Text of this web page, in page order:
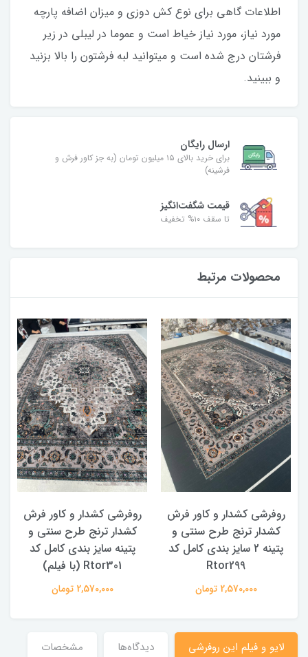
اطلاعات گاهی برای نوع کش دوزی و میزان اضافه پارچه
مورد نیاز، مورد نیاز خیاط است و عموما در لیبلی در زیر
فرشتان درج شده است و میتوانید لبه فرشتون را بالا بزنید
و ببینید.
ارسال رایگان
برای خرید بالای ۱۵ میلیون تومان (به جز کاور فرش و
فرشینه)
قیمت شگفت‌انگیز
تا سقف ۱۰% تخفیف
محصولات مرتبط
روفرشی کشدار و کاور فرش
کشدار ترنج طرح سنتی و
پتینه 2 سایز بندی کامل کد
Rtor299
2,570,000 تومان
روفرشی کشدار و کاور فرش
کشدار ترنج طرح سنتی و
پتینه سایز بندی کامل کد
Rtor301 (با فیلم)
2,570,000 تومان
لایو و فیلم این روفرشی دیدگاه‌ها مشخصات